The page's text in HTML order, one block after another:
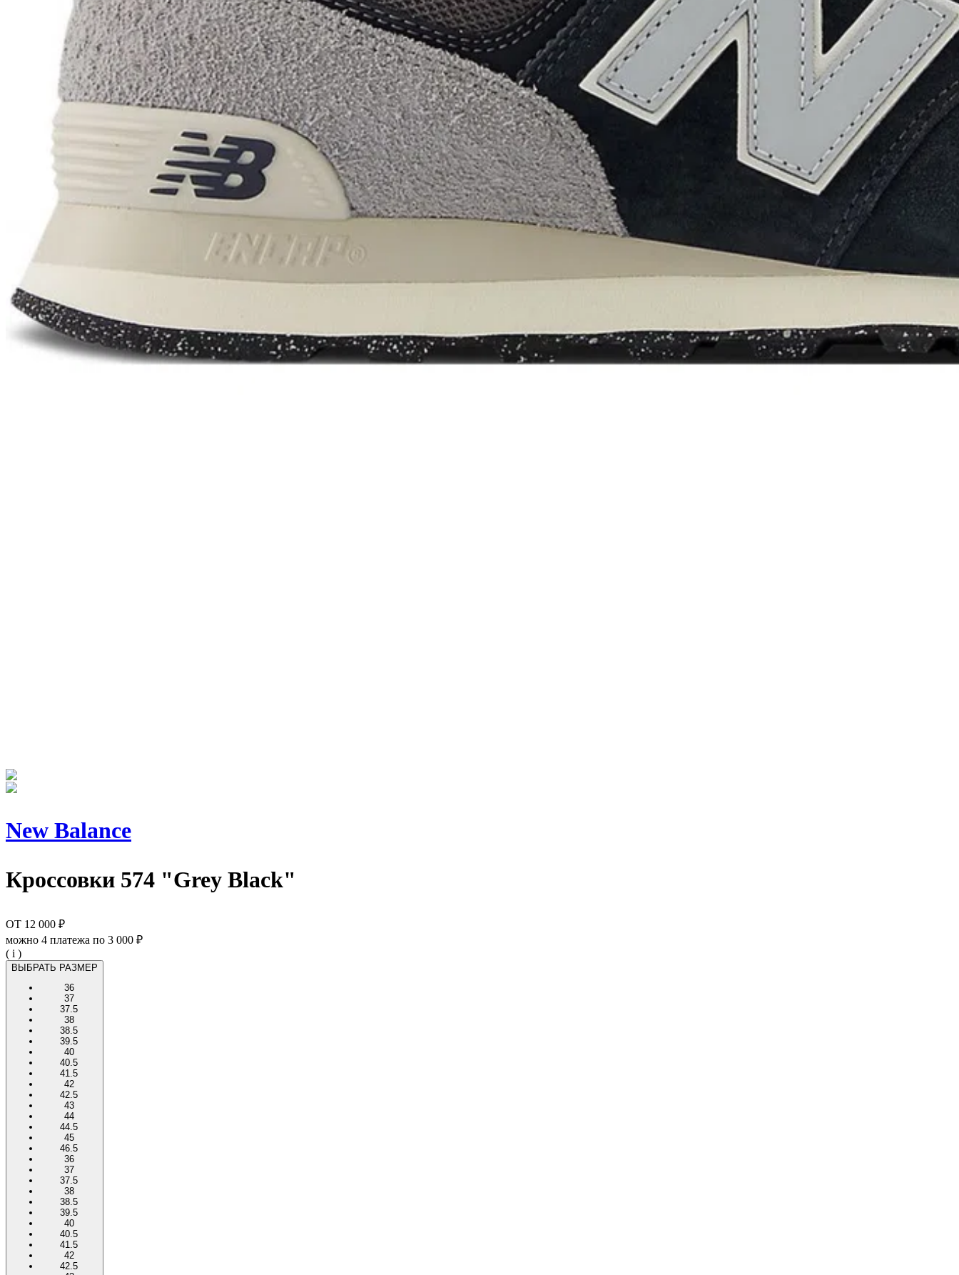
New Balance
Кроссовки 574 "Grey Black"
ОТ 12 000 ₽
можно 4 платежа по 3 000 ₽
( i )
ВЫБРАТЬ РАЗМЕР
36
37
37.5
38
38.5
39.5
40
40.5
41.5
42
42.5
43
44
44.5
45
46.5
36
37
37.5
38
38.5
39.5
40
40.5
41.5
42
42.5